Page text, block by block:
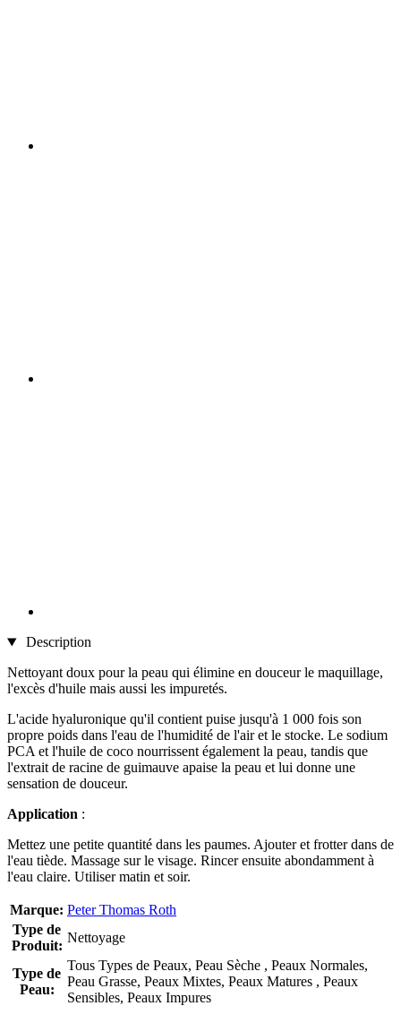
Description
Nettoyant doux pour la peau qui élimine en douceur le maquillage,
l'excès d'huile mais aussi les impuretés.
L'acide hyaluronique qu'il contient puise jusqu'à 1 000 fois son
propre poids dans l'eau de l'humidité de l'air et le stocke. Le sodium
PCA et l'huile de coco nourrissent également la peau, tandis que
l'extrait de racine de guimauve apaise la peau et lui donne une
sensation de douceur.
Application :
Mettez une petite quantité dans les paumes. Ajouter et frotter dans de
l'eau tiède. Massage sur le visage. Rincer ensuite abondamment à
l'eau claire. Utiliser matin et soir.
Marque: Peter Thomas Roth
Type de
Produit:
Nettoyage
Type de
Peau:
Tous Types de Peaux, Peau Sèche , Peaux Normales,
Peau Grasse, Peaux Mixtes, Peaux Matures , Peaux
Sensibles, Peaux Impures